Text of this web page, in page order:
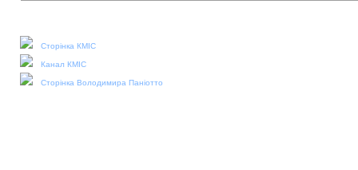
Сторінка КМІС
Канал КМІС
Сторінка Володимира Паніотто